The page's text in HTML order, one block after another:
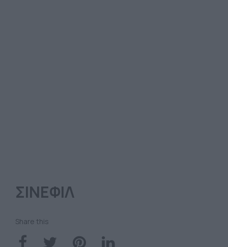
ΣΙΝΕΦΙΛ
Share this